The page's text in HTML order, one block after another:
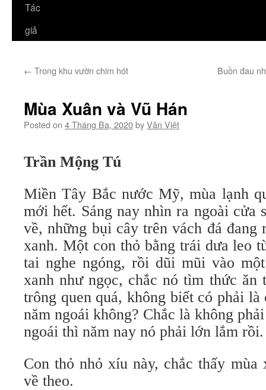
Tác
giả
← Trong khu vườn chim hót Buồn đau
Mùa Xuân và Vũ Hán
Posted on 4 Tháng Ba, 2020byVăn Việt
Trần Mộng Tú
Miền Tây Bắc nước Mỹ, mùa lạnh
mới hết. Sáng nay nhìn ra ngoài cửa
về, những bụi cây trên vách đá đang
xanh. Một con thỏ bằng trái dưa leo
tai nghe ngóng, rồi dũi mũi vào
xanh như ngọc, chắc nó tìm thức ăn
trông quen quá, không biết có phải là
năm ngoái không? Chắc là không
ngoái thì năm nay nó phải lớn lắm rồi.
Con thỏ nhỏ xíu này, chắc thấy mùa
về theo.